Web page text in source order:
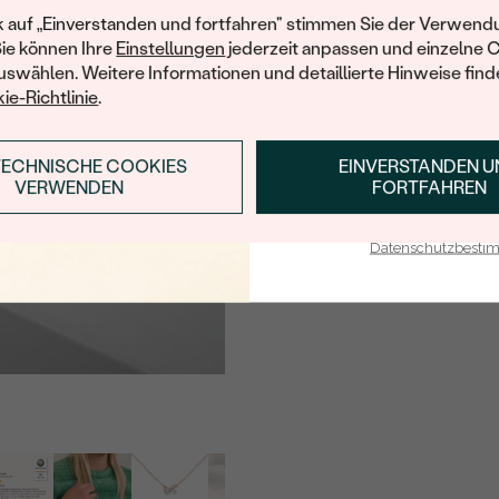
auf „Einverstanden und fortfahren" stimmen Sie der
können Ihre Einstellungen jederzeit anpassen und einzelne
Weitere Informationen und detaillierte Hinweise
Richtlinie.
EINVERSTANDEN
FORTFAHREN
COOKIES
VERWENDEN
FARBE:
FORM:
Nebensteine
KARATGEWICHT:
ABMESSUNGEN:
Ihren ersten
ANMELDEN &
E-Mail-Adresse je bei uns in